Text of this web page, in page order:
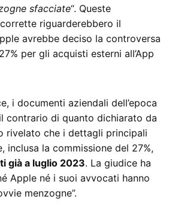
sfacciate“. Queste
riguarderebbero il
avrebbe deciso la controversa
per gli acquisti esterni all’App
i documenti aziendali dell’epoca
contrario di quanto dichiarato da
rivelato che i dettagli principali
inclusa la commissione del 27%,
già a luglio 2023. La giudice ha
Apple né i suoi avvocati hanno
menzogne”.